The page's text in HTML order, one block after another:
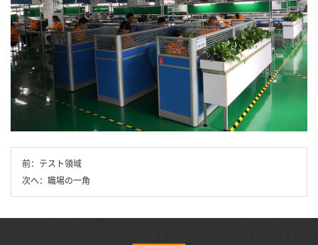
前： テスト領域
次へ： 職場の一角